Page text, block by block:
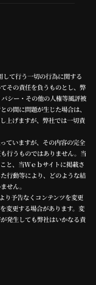
て行う一切の行為に関する
その責任を負うものとし、弊
シー・その他の人権等風評被
の間に問題が生じた場合は、
上げますが、弊社では一切責
ていますが、その内容の完全
行うものではありません。当
と、当Ｗｅｂサイトに掲載さ
行動等により、どのような結
せん。
り予告なくコンテンツを変更
変更する場合があります。変
発生しても弊社はいかなる責